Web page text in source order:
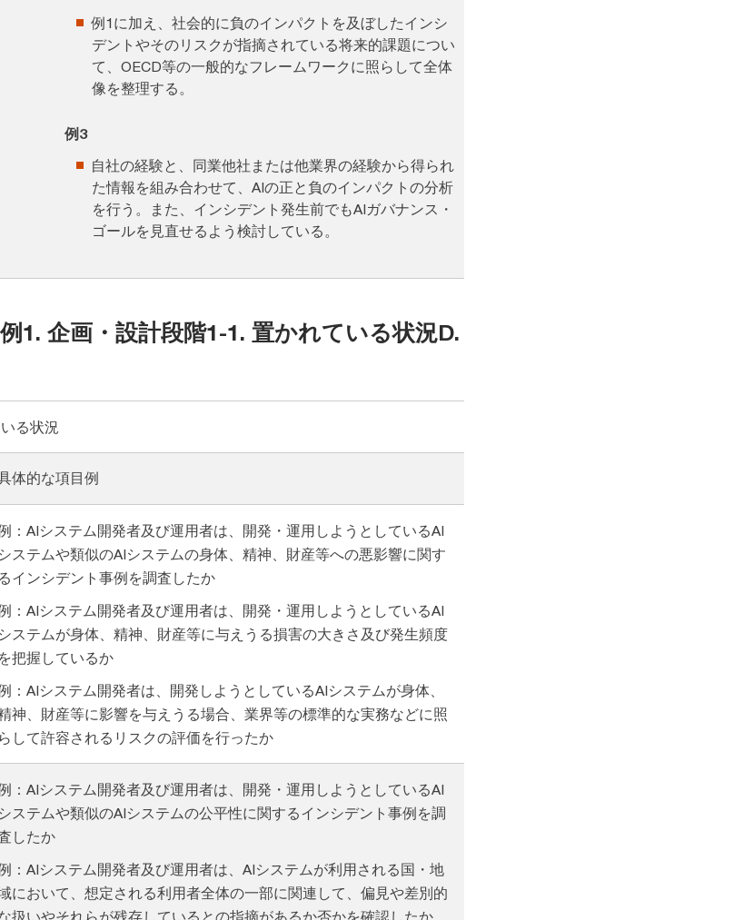
例1に加え、社会的に負のインパクトを及ぼしたインシ
デントやそのリスクが指摘されている将来的課題につい
て、OECD等の一般的なフレームワークに照らして全体
像を整理する。
例3
自社の経験と、同業他社または他業界の経験から得られ
た情報を組み合わせて、AIの正と負のインパクトの分析
を行う。また、インシデント発生前でもAIガバナンス・
ゴールを見直せるよう検討している。
1. 企画・設計段階1-1. 置かれている状況D.
る状況
体的な項目例
：AIシステム開発者及び運用者は、開発・運用しようとしているAI
システムや類似のAIシステムの身体、精神、財産等への悪影響に関す
るインシデント事例を調査したか
：AIシステム開発者及び運用者は、開発・運用しようとしているAI
システムが身体、精神、財産等に与えうる損害の大きさ及び発生頻度
を把握しているか
：AIシステム開発者は、開発しようとしているAIシステムが身体、
神、財産等に影響を与えうる場合、業界等の標準的な実務などに照
らして許容されるリスクの評価を行ったか
：AIシステム開発者及び運用者は、開発・運用しようとしているAI
システムや類似のAIシステムの公平性に関するインシデント事例を調
したか
：AIシステム開発者及び運用者は、AIシステムが利用される国・地
において、想定される利用者全体の一部に関連して、偏見や差別的
扱いやそれらが残存しているとの指摘があるか否かを確認したか